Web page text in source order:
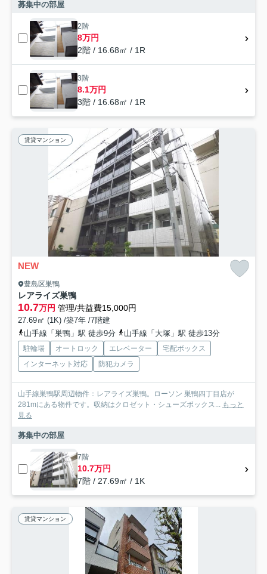
募集中の部屋
2階
8万円
2階 / 16.68㎡ / 1R
3階
8.1万円
3階 / 16.68㎡ / 1R
賃貸マンション
NEW
豊島区巣鴨
レアライズ巣鴨
10.7万円 管理/共益費15,000円
27.69㎡ (1K) /築7年 /7階建
山手線「巣鴨」駅 徒歩9分
山手線「大塚」駅 徒歩13分
駐輪場 オートロック エレベーター
宅配ボックス
インターネット対応
防犯カメラ
山手線巣鴨駅周辺物件：レアライズ巣鴨。ローソン 巣鴨四丁目店が
281mにある物件です。収納はクロゼット・シューズボックス...
もっと
見る
募集中の部屋
7階
10.7万円
7階 / 27.69㎡ / 1K
賃貸マンション